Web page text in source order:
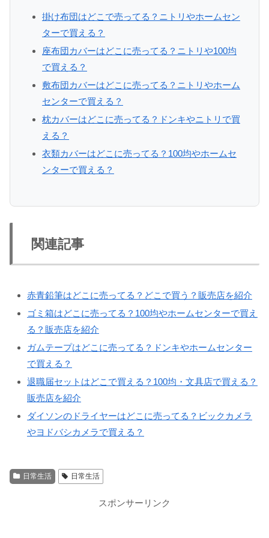
掛け布団はどこで売ってる？ニトリやホームセン
ターで買える？
座布団カバーはどこに売ってる？ニトリや100均
で買える？
敷布団カバーはどこに売ってる？ニトリやホーム
センターで買える？
枕カバーはどこに売ってる？ドンキやニトリで買
える？
衣類カバーはどこに売ってる？100均やホームセ
ンターで買える？
関連記事
赤青鉛筆はどこに売ってる？どこで買う？販売店を紹介
ゴミ箱はどこに売ってる？100均やホームセンターで買え
る？販売店を紹介
ガムテープはどこに売ってる？ドンキやホームセンター
で買える？
退職届セットはどこで買える？100均・文具店で買える？
販売店を紹介
ダイソンのドライヤーはどこに売ってる？ビックカメラ
やヨドバシカメラで買える？
日常生活 日常生活
スポンサーリンク